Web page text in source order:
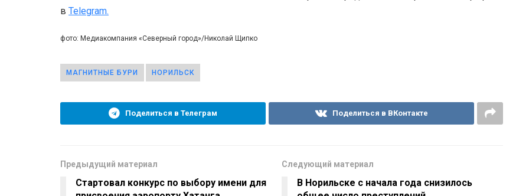
в Telegram.
фото: Медиакомпания «Северный город»/Николай Щипко
МАГНИТНЫЕ БУРИ НОРИЛЬСК
Поделиться в Телеграм Поделиться в ВКонтакте
Предыдущий материал
Стартовал конкурс по выбору имени для
Следующий материал
В Норильске с начала года снизилось